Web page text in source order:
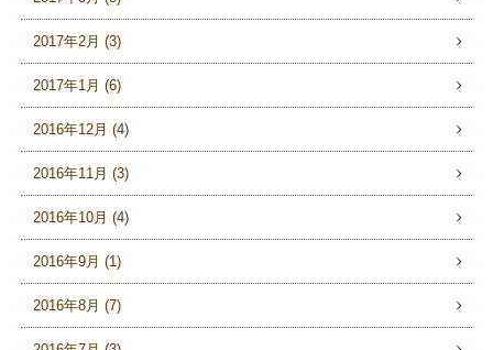
2017年2月 (3)
2017年1月 (6)
2016年12月 (4)
2016年11月 (3)
2016年10月 (4)
2016年9月 (1)
2016年8月 (7)